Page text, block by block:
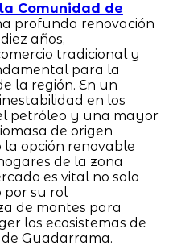
Comunidad de
profunda renovación
años,
tradicional y
para la
la región. En un
en los
petróleo y una mayor
de origen
la opción renovable
de la zona
es vital no solo
por su rol
de montes para
los ecosistemas de
Guadarrama.